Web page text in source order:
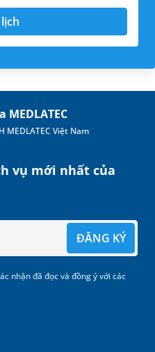
MEDLATEC Việt Nam
vụ mới nhất của
ĐĂNG KÝ
nhận đã đọc và đồng ý với các